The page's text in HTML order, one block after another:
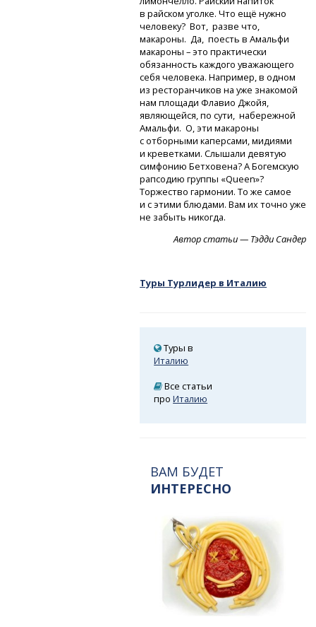
в райском уголке. Что ещё нужно
человеку? Вот, разве что,
макароны. Да, поесть в Амальфи
макароны – это практически
обязанность каждого уважающего
себя человека. Например, в одном
из ресторанчиков на уже знакомой
нам площади Флавио Джойя,
являющейся, по сути, набережной
Амальфи. О, эти макароны
с отборными каперсами, мидиями
и креветками. Слышали девятую
симфонию Бетховена? А Богемскую
рапсодию группы «Queen»?
Торжество гармонии. То же самое
и с этими блюдами. Вам их точно уже
не забыть никогда.
Автор статьи — Тэдди Сандер
Туры Турлидер в Италию
Туры в
Италию
Все статьи
проИталию
ВАМ БУДЕТ
ИНТЕРЕСНО